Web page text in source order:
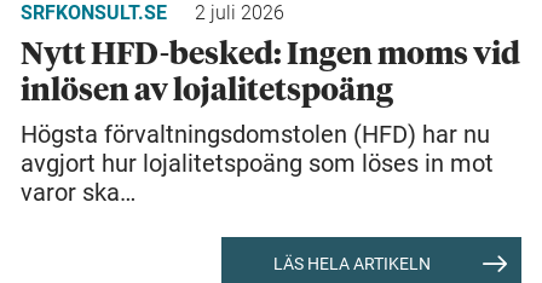
SRFKONSULT.SE 2 juli 2026
Nytt HFD-besked: Ingen moms vid
inlösen av lojalitetspoäng
Högsta förvaltningsdomstolen (HFD) har nu
avgjort hur lojalitetspoäng som löses in mot
varor ska…
LÄS HELA ARTIKELN